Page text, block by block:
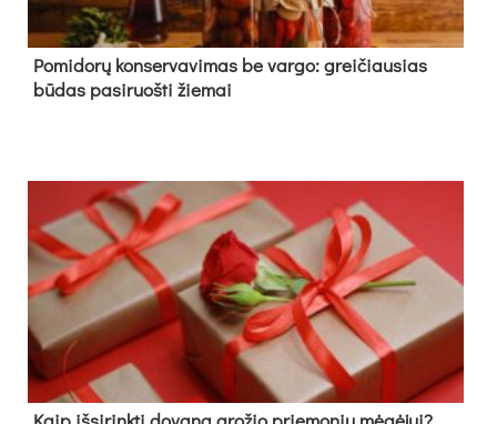
Pomidorų konservavimas be vargo: greičiausias
būdas pasiruošti žiemai